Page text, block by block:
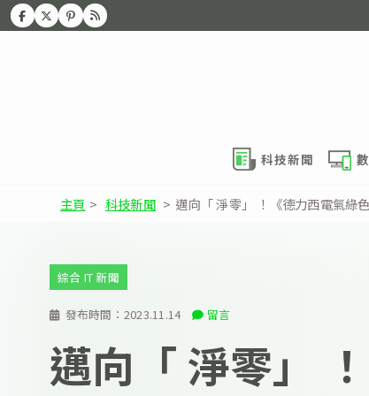
科技新聞
主頁 > 科技新聞 > 邁向「 淨零」 ！《德力西電氣綠
發布時間： 2023.11.14 留言
綜合 IT 新聞
邁向「 淨零」